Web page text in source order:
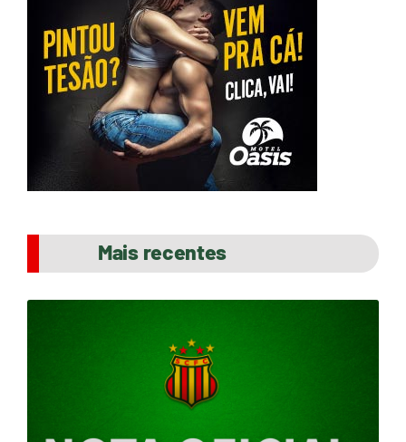
Mais recentes